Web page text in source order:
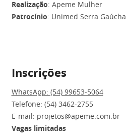
Realização: Apeme Mulher
Patrocínio: Unimed Serra Gaúcha
Inscrições
WhatsApp: (54) 99653-5064
Telefone: (54) 3462-2755
E-mail: projetos@apeme.com.br
Vagas limitadas